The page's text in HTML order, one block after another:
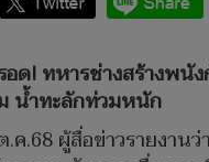
อด! ทหารช่างสร้างพนั
น้ำทะลักท่วมหนัก
ค.68 ผู้สื่อข่าวรายงาน